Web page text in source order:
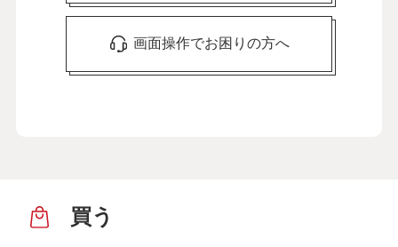
画面操作でお困りの方へ
買う